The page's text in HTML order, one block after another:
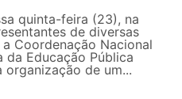
quinta-feira (23), na
de diversas
Coordenação Nacional
da Educação Pública
organização de um...